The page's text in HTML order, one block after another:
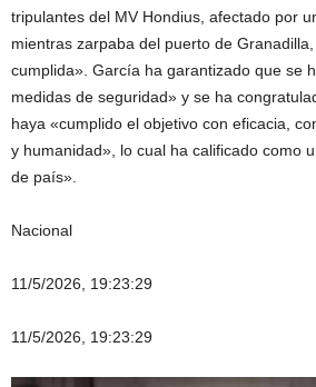
tripulantes del MV Hondius, afectado por
mientras zarpaba del puerto de
cumplida». García ha garantizado que se
medidas de seguridad» y se ha
haya «cumplido el objetivo con eficacia,
y humanidad», lo cual ha calificado como
de país».
Nacional
11/5/2026, 19:23:29
11/5/2026, 19:23:29